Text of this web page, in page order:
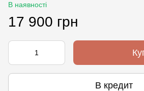
В наявності
17 900 грн
В кредит